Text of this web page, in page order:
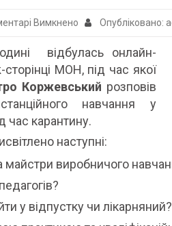
Вимкнено до
Про
особливості
дистанційного
навчання
у
закладах
профосвіти
карантину
Опубліковано:
відбулась онлайн-
МОН, під час якої
Коржевський розповів
навчання у
час карантину.
наступні:
майстри виробничого
у відпустку чи лікарняний?